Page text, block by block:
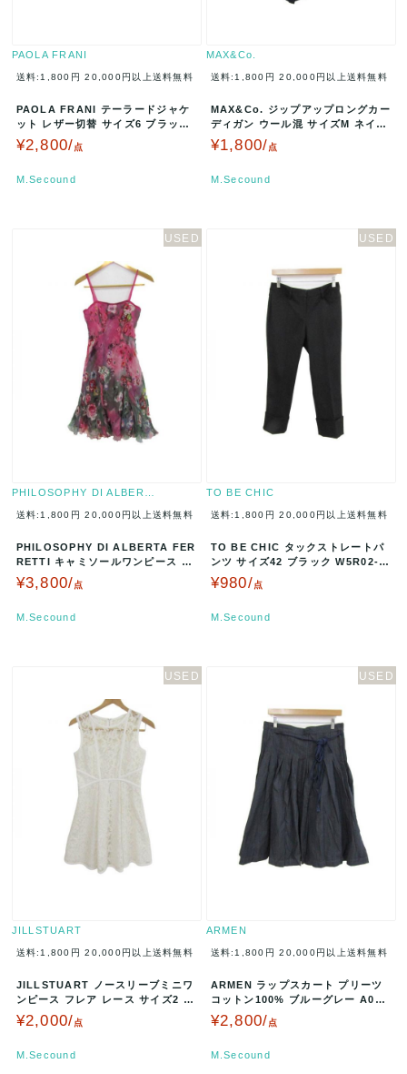
PAOLA FRANI
送料:1,800円 20,000円以上送料無料
PAOLA FRANI テーラードジャケ
ット レザー切替 サイズ6 ブラック
585010 A002…
¥2,800/点
M.Secound
MAX&Co.
送料:1,800円 20,000円以上送料無料
MAX&Co. ジップアップロングカー
ディガン ウール混 サイズM ネイビ
ー 86241625000…
¥1,800/点
M.Secound
PHILOSOPHY DI ALBER…
送料:1,800円 20,000円以上送料無料
PHILOSOPHY DI ALBERTA FER
RETTI キャミソールワンピース 花
柄 サイズ2…
¥3,800/点
M.Secound
TO BE CHIC
送料:1,800円 20,000円以上送料無料
TO BE CHIC タックストレートパ
ンツ サイズ42 ブラック W5R02-6
01-09 A00…
¥980/点
M.Secound
JILLSTUART
送料:1,800円 20,000円以上送料無料
JILLSTUART ノースリーブミニワ
ンピース フレア レース サイズ2 ホ
ワイト 092-140…
¥2,000/点
M.Secound
ARMEN
送料:1,800円 20,000円以上送料無料
ARMEN ラップスカート プリーツ
コットン100% ブルーグレー A003
05
¥2,800/点
M.Secound